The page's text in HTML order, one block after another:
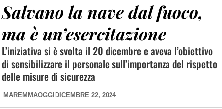
Salvano la nave dal fuoco,
ma è un’esercitazione
L’iniziativa si è svolta il 20 dicembre e aveva l’obiettivo
di sensibilizzare il personale sull’importanza del rispetto
delle misure di sicurezza
MAREMMAOGGI DICEMBRE 22, 2024